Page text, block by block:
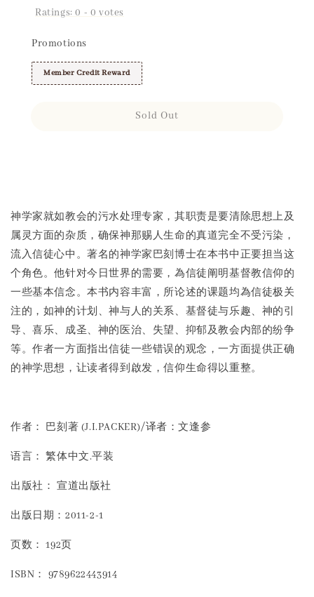
Ratings:0 - 0 votes
Promotions
Member Credit Reward
Sold Out
神学家就如教会的污水处理专家，其职责是要清除思想上及
属灵方面的杂质，确保神那赐人生命的真道完全不受污染，
流入信徒心中。著名的神学家巴刻博士在本书中正要担当这
个角色。他针对今日世界的需要，為信徒阐明基督教信仰的
一些基本信念。本书内容丰富，所论述的课题均為信徒极关
注的，如神的计划、神与人的关系、基督徒与乐趣、神的引
导、喜乐、成圣、神的医治、失望、抑郁及教会内部的纷争
等。作者一方面指出信徒一些错误的观念，一方面提供正确
的神学思想，让读者得到啟发，信仰生命得以重整。
作者： 巴刻著 (J.I.PACKER)/译者：文逢参
语言： 繁体中文.平装
出版社： 宣道出版社
出版日期：2011-2-1
页数： 192页
ISBN： 9789622443914